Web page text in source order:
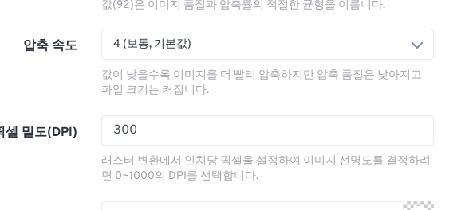
값(92)은 이미지 품질과 압축률의 적절한 균형을 이룹니다.
압축 속도 4 (보통, 기본값)
값이 낮을수록 이미지를 더 빨리 압축하지만 압축 품질은 낮아지고
파일 크기는 커집니다.
셀 밀도(DPI)
래스터 변환에서 인치당 픽셀을 설정하여 이미지 선명도를 결정하려
면 0~1000의 DPI를 선택합니다.